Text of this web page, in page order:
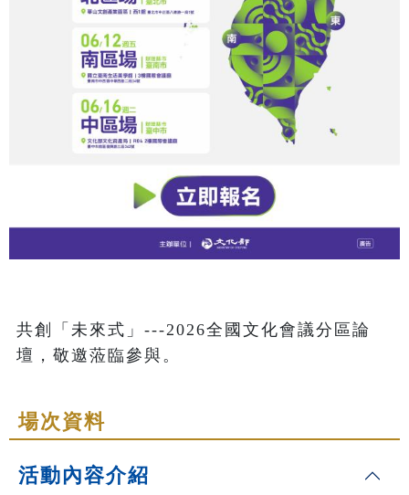
共創「未來式」---2026全國文化會議分區論
壇，敬邀蒞臨參與。
場次資料
活動內容介紹